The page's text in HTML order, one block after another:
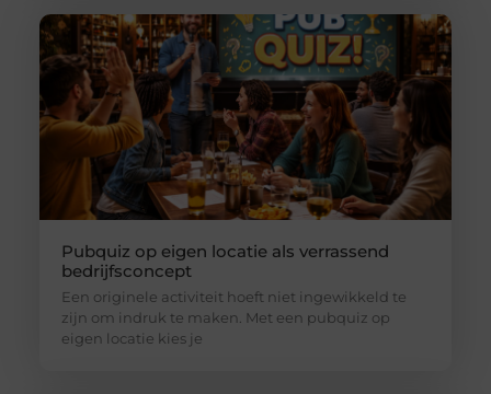
Pubquiz op eigen locatie als verrassend
bedrijfsconcept
Een originele activiteit hoeft niet ingewikkeld te
zijn om indruk te maken. Met een pubquiz op
eigen locatie kies je